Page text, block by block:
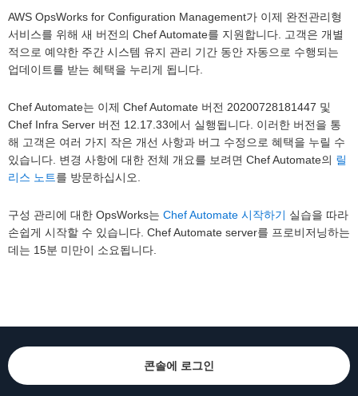
AWS OpsWorks for Configuration Management가 이제 완전관리형
서비스를 위해 새 버전의 Chef Automate를 지원합니다. 고객은 개별
적으로 예약한 주간 시스템 유지 관리 기간 동안 자동으로 수행되는
업데이트를 받는 혜택을 누리게 됩니다.
Chef Automate는 이제 Chef Automate 버전 20200728181447 및
Chef Infra Server 버전 12.17.33에서 실행됩니다. 이러한 버전을 통
해 고객은 여러 가지 작은 개선 사항과 버그 수정으로 혜택을 누릴 수
있습니다. 변경 사항에 대한 전체 개요를 보려면 Chef Automate의 릴
리스 노트를 방문하십시오.
구성 관리에 대한 OpsWorks는 Chef Automate 시작하기 실습을 따라
손쉽게 시작할 수 있습니다. Chef Automate server를 프로비저닝하는
데는 15분 미만이 소요됩니다.
콘솔에 로그인